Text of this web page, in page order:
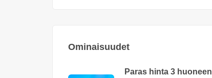
Ominaisuudet
Paras hinta 3 huoneen